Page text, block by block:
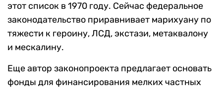
этот список в 1970 году. Сейчас федеральное
законодательство приравнивает марихуану по
тяжести к героину, ЛСД, экстази, метаквалону
и мескалину.
Еще автор законопроекта предлагает основать
фонды для финансирования мелких частных